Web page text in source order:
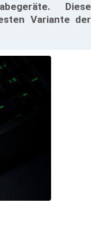
Diese
Variante der